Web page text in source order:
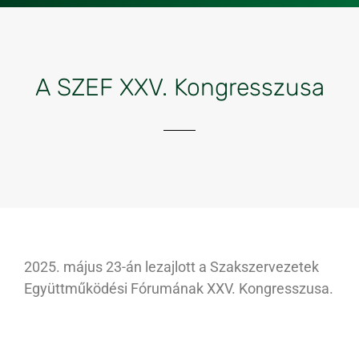
A SZEF XXV. Kongresszusa
2025. május 23-án lezajlott a Szakszervezetek
Együttműködési Fórumának XXV. Kongresszusa.